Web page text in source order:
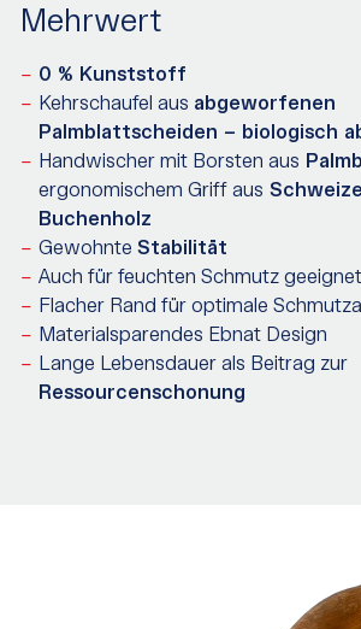
Mehrwert
0 % Kunststoff
Kehrschaufel aus abgeworfenen
Palmblattscheiden – biologisch
Handwischer mit Borsten aus
ergonomischem Griff aus
Buchenholz
GewohnteStabilität
Auch für feuchten Schmutz geeignet
Flacher Rand für optimale
Materialsparendes Ebnat Design
Lange Lebensdauer als Beitrag zur
Ressourcenschonung